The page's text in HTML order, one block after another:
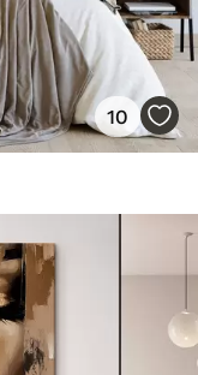
10